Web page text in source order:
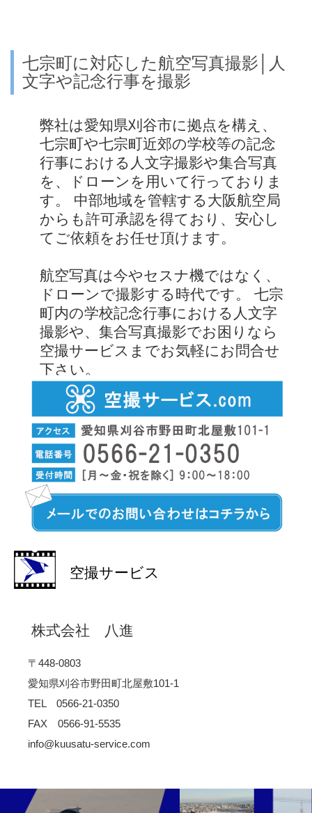
七宗町に対応した航空写真撮影│人
文字や記念行事を撮影
弊社は愛知県刈谷市に拠点を構え、
七宗町や七宗町近郊の学校等の記念
行事における人文字撮影や集合写真
を、ドローンを用いて行っておりま
す。 中部地域を管轄する大阪航空局
からも許可承認を得ており、安心し
てご依頼をお任せ頂けます。
航空写真は今やセスナ機ではなく、
ドローンで撮影する時代です。 七宗
町内の学校記念行事における人文字
撮影や、集合写真撮影でお困りなら
空撮サービスまでお気軽にお問合せ
下さい。
空撮サービス
株式会社 八進
〒448-0803
愛知県刈谷市野田町北屋敷101-1
TEL 0566-21-0350
FAX 0566-91-5535
info@kuusatu-service.com